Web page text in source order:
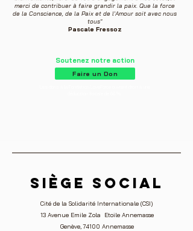
merci de contribuer à faire grandir la paix. Que la force
de la Conscience, de la Paix et de l'Amour soit avec nous
tous"
Pascale Fressoz
Soutenez notre action
Faire un Don
siège social
Cité de la Solidarité Internationale (CSI) ​
13 Avenue Emile Zola ​ Etoile Annemasse
Genève, 74100 Annemasse